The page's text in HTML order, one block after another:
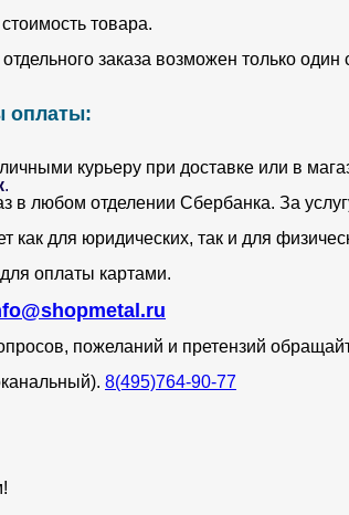
товара.
заказа возможен только
оплаты:
курьеру при доставке или в
.
в любом отделении Сбербанка. За
как для юридических, так и для
оплаты картами.
пожеланий и претензий
8(495)764-90-77